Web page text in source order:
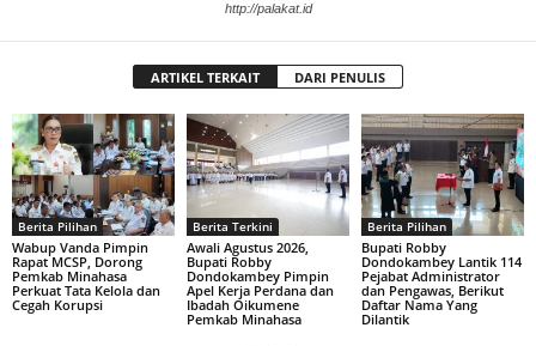
http://palakat.id
ARTIKEL TERKAIT DARI PENULIS
Berita Pilihan
Wabup Vanda Pimpin
Rapat MCSP, Dorong
Pemkab Minahasa
Perkuat Tata Kelola dan
Cegah Korupsi
Berita Terkini
Awali Agustus 2026,
Bupati Robby
Dondokambey Pimpin
Apel Kerja Perdana dan
Ibadah Oikumene
Pemkab Minahasa
Berita Pilihan
Bupati Robby
Dondokambey Lantik 114
Pejabat Administrator
dan Pengawas, Berikut
Daftar Nama Yang
Dilantik